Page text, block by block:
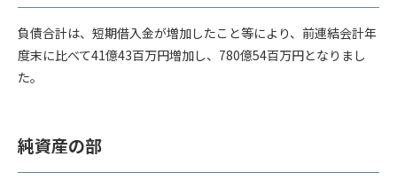
負債合計は、短期借入金が増加したこと等により、前連結会計年
度末に比べて41億43百万円増加し、780億54百万円となりまし
た。
純資産の部